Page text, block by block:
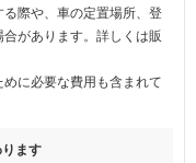
際や、車の定置場所、登
があります。詳しくは販
に必要な費用も含まれて
ります